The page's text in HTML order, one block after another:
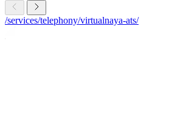
/services/telephony/virtualnaya-ats/